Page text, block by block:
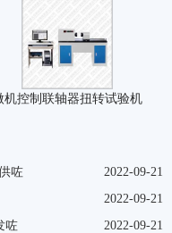
机控制联轴器扭转试验机
2022-09-21
咗
2022-09-21
2022-09-21
咗